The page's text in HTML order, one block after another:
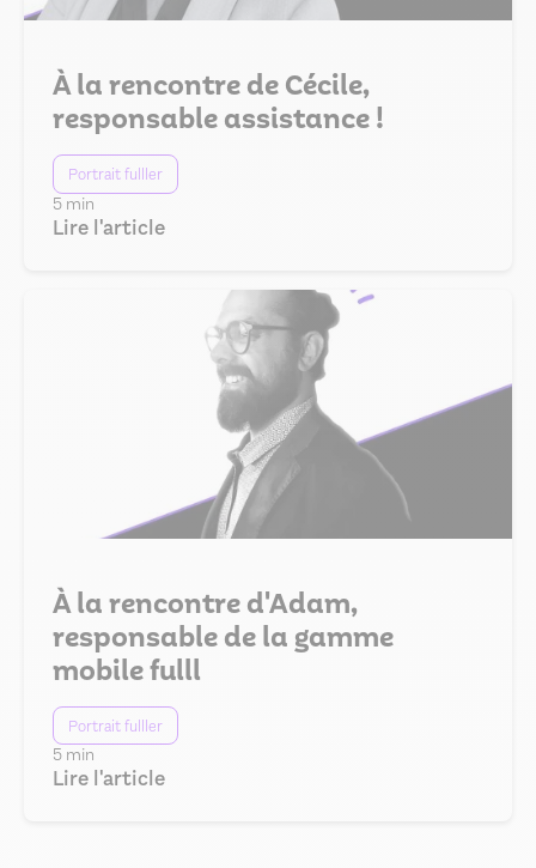
À la rencontre de Cécile,
responsable assistance !
Portrait fulller
5 min
Lire l'article
À la rencontre d'Adam,
responsable de la gamme
mobile fulll
Portrait fulller
5 min
Lire l'article